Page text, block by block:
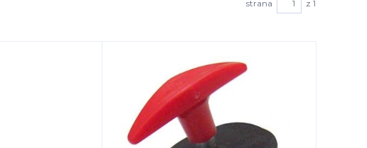
strana z 1